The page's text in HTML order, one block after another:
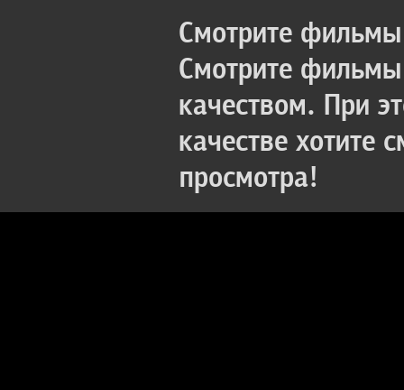
Смотрите
Смотрите
качеством. При
качестве хотите
просмотра!